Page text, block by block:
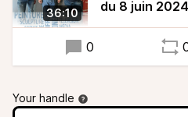
36:10
du 8 juin 2024
0
Your handle